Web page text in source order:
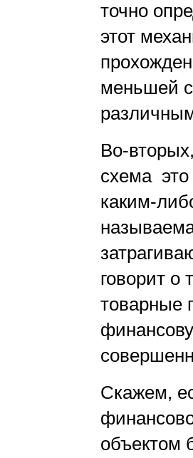
точно
этот
меньшей
Во-
схема это
каким-
говорит о
товарные
Скажем,
объектом